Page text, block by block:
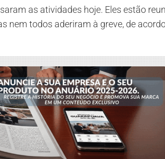
as atividades hoje. Eles estão
nem todos aderiram à greve, de